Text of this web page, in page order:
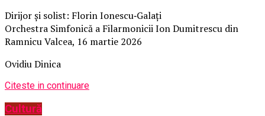
Dirijor și solist: Florin Ionescu‑Galați
Orchestra Simfonică a Filarmonicii Ion Dumitrescu din
Ramnicu Valcea, 16 martie 2026
Ovidiu Dinica
Citeste in continuare
Cultură